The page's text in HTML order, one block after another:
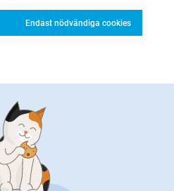
Endast nödvändiga cookies
alla dina köp